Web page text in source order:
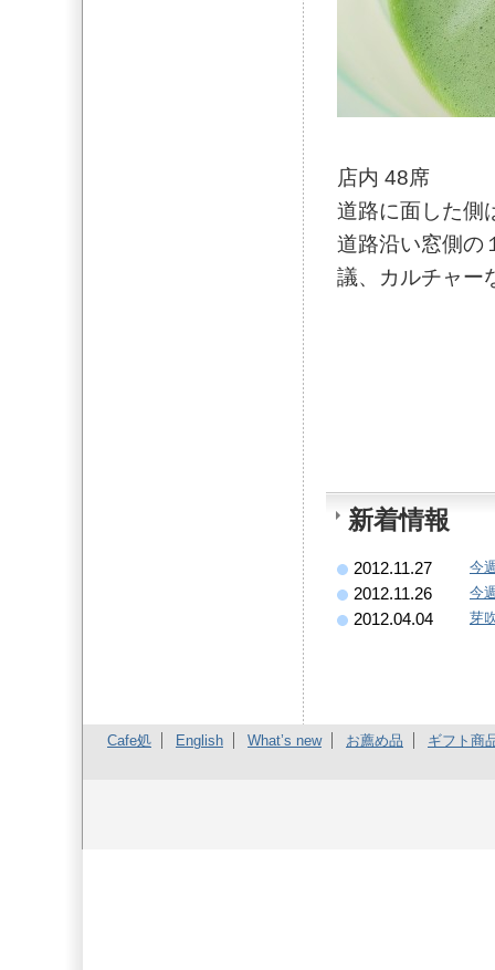
店内 48席
道路に面した側
道路沿い窓側の
議、カルチャー
新着情報
2012.11.27 今
2012.11.26 今
2012.04.04 芽
Cafe処 English What’s new お薦め品 ギフト商